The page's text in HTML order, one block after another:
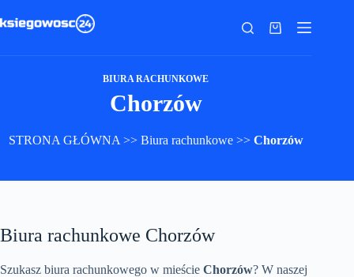
do
Koszyk
BIURA RACHUNKOWE
Chorzów
STRONA GŁÓWNA >> Biura rachunkowe>> Chorzów
Biura rachunkowe Chorzów
Szukasz biura rachunkowego w mieście Chorzów? W naszej